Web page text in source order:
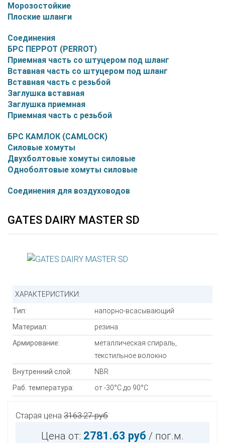
Морозостойкие
Плоские шланги
Соединения
БРС ПЕРРОТ (PERROT)
Приемная часть со штуцером под шланг
Вставная часть со штуцером под шланг
Вставная часть с резьбой
Заглушка вставная
Заглушка приемная
Приемная часть с резьбой
БРС КАМЛОК (CAMLOCK)
Силовые хомуты
Двухболтовые хомуты силовые
Одноболтовые хомуты силовые
Соединения для воздуховодов
GATES DAIRY MASTER SD
ХАРАКТЕРИСТИКИ:
Тип:
напорно-всасывающий
Материал:
резина
Армирование:
металлическая спираль,
текстильное волокно
Внутренний слой:
NBR
Раб. температура:
от -30°С до 90°С
Старая цена 3163.27 руб
Цена от: 2781.63 руб / пог.м.